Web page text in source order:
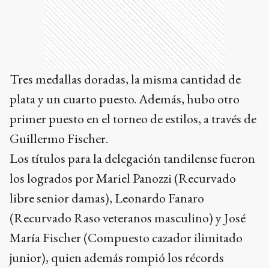
Tres medallas doradas, la misma cantidad de
plata y un cuarto puesto. Además, hubo otro
primer puesto en el torneo de estilos, a través de
Guillermo Fischer.
Los títulos para la delegación tandilense fueron
los logrados por Mariel Panozzi (Recurvado
libre senior damas), Leonardo Fanaro
(Recurvado Raso veteranos masculino) y José
María Fischer (Compuesto cazador ilimitado
junior), quien además rompió los récords